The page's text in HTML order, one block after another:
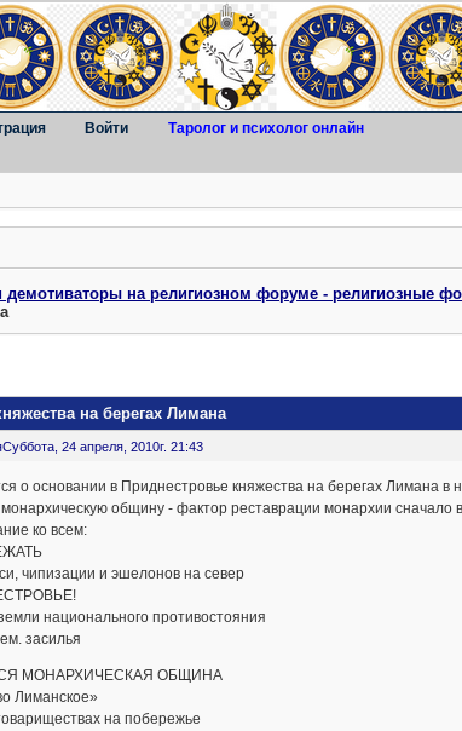
Войти Таролог и психолог онлайн
демотиваторы на религиозном форуме - религиозные
на берегах Лимана
Суббота, 24 апреля, 2010г. 21:43
о основании в Приднестровье княжества на берегах Лимана
монархическую общину - фактор реставрации монархии сначало
ко всем:
чипизации и эшелонов на север
национального противостояния
засилья
МОНАРХИЧЕСКАЯ ОБЩИНА
Лиманское»
на побережье